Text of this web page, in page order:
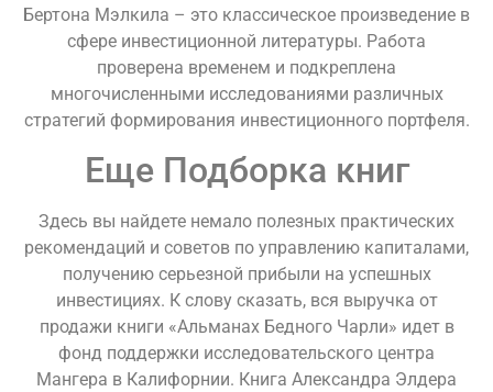
Бертона Мэлкила – это классическое произведение в
сфере инвестиционной литературы. Работа
проверена временем и подкреплена
многочисленными исследованиями различных
стратегий формирования инвестиционного портфеля.
Еще Подборка книг
Здесь вы найдете немало полезных практических
рекомендаций и советов по управлению капиталами,
получению серьезной прибыли на успешных
инвестициях. К слову сказать, вся выручка от
продажи книги «Альманах Бедного Чарли» идет в
фонд поддержки исследовательского центра
Мангера в Калифорнии. Книга Александра Элдера